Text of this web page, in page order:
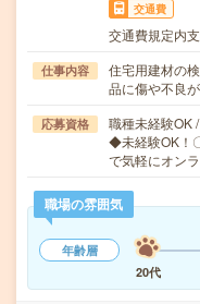
交通費
交通費規定内
仕事内容
住宅用建材の
品に傷や不良
応募資格
職種未経験OK
◆未経験OK！
で気軽にオン
職場の雰囲気
年齢層
20代